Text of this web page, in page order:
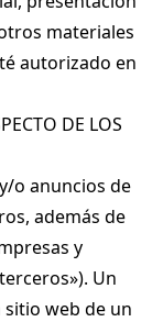
materiales
autorizado en
DE LOS
o anuncios de
además de
y
Un
web de un